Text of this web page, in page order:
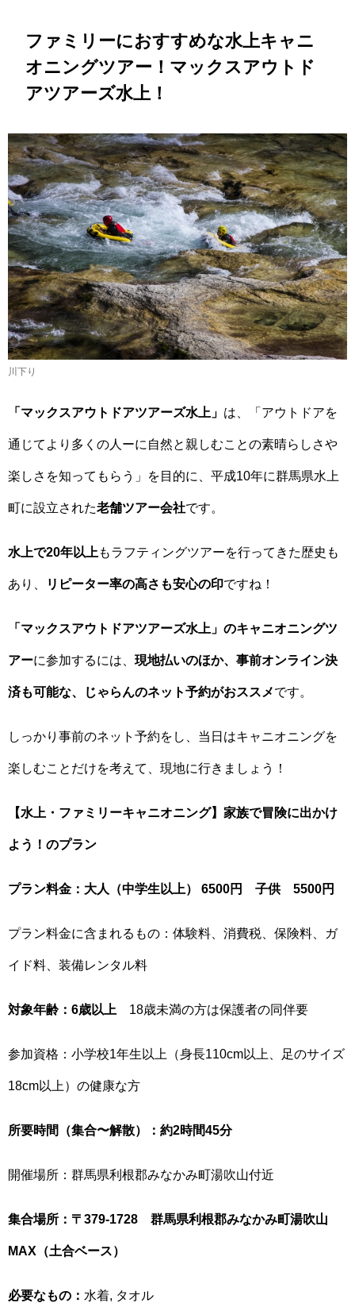
ファミリーにおすすめな水上キャニ
オニングツアー！マックスアウトド
アツアーズ水上！
川下り
「マックスアウトドアツアーズ水上」 は、「アウトドアを
通じてより多くの人ーに自然と親しむことの素晴らしさや
楽しさを知ってもらう」を目的に、平成10年に群馬県水上
町に設立された老舗ツアー会社です。
水上で20年以上 もラフティングツアーを行ってきた歴史も
あり、 リピーター率の高さも安心の印ですね！
「マックスアウトドアツアーズ水上」のキャニオニングツ
アーに参加するには、 現地払いのほか、事前オンライン決
済も可能な、じゃらんのネット予約がおススメです。
しっかり事前のネット予約をし、当日はキャニオニングを
楽しむことだけを考えて、現地に行きましょう！
【水上・ファミリーキャニオニング】家族で冒険に出かけ
よう！のプラン
プラン料金：大人（中学生以上） 6500円 子供 5500円
プラン料金に含まれるもの：体験料、消費税、保険料、ガ
イド料、装備レンタル料
対象年齢：6歳以上 18歳未満の方は保護者の同伴要
参加資格：小学校1年生以上（身長110cm以上、足のサイズ
18cm以上）の健康な方
所要時間（集合〜解散）：約2時間45分
開催場所：群馬県利根郡みなかみ町湯吹山付近
集合場所：〒379-1728 群馬県利根郡みなかみ町湯吹山
MAX（土合ベース）
必要なもの： 水着, タオル